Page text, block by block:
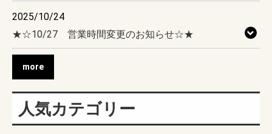
2025/10/24
★☆10/27 営業時間変更のお知らせ☆★
more
人気カテゴリー